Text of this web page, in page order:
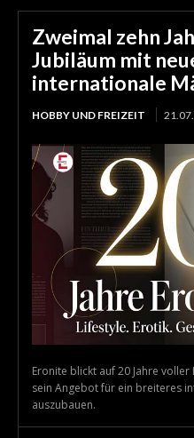
Zweimal zehn
Jubiläum mit
internationale
HOBBY UND FREIZEIT
Eronite blickt auf 20 Jahre
sein Angebot für ein breiteres
auszubauen.